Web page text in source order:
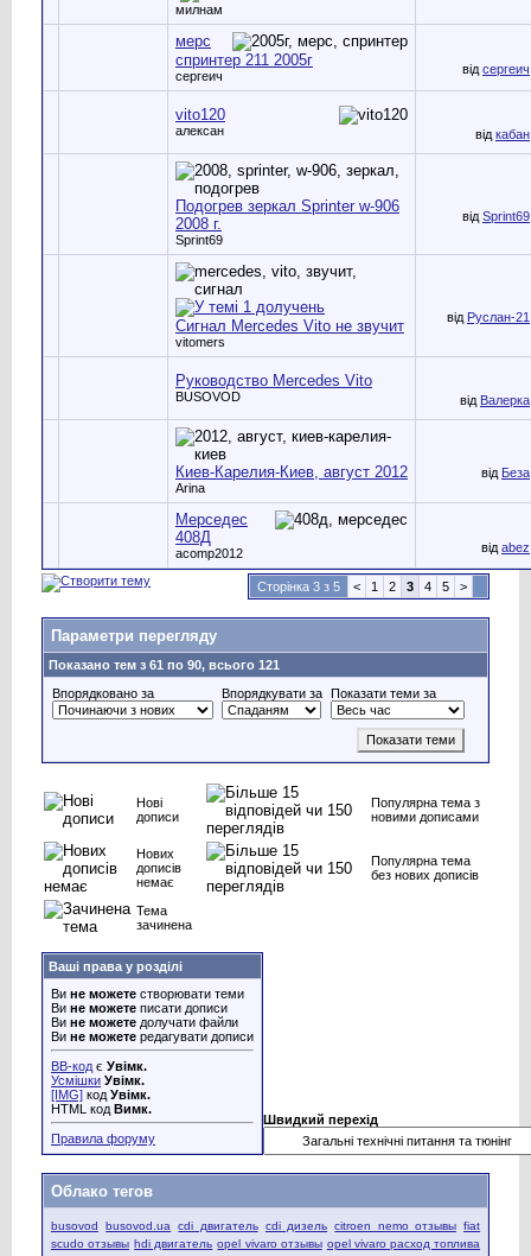
милнам
мерс
спринтер 211 2005г
сергеич від сергеич
vito120
алексан від кабан
Подогрев зеркал Sprinter w-906
2008 г.
Sprint69
від Sprint69
Сигнал Mercedes Vito не звучит
vitomers
від Руслан-21
Руководство Mercedes Vito
BUSOVOD від Валерка
Киев-Карелия-Киев, август 2012
Arina
від Беза
Мерседес
408Д
acomp2012 від abez
Сторінка 3 з 5 < 1 2 3 4 5 >
Параметри перегляду
Показано тем з 61 по 90, всього 121
Впорядковано за
Впорядкувати за Показати теми за
Нові
дописи
Популярна тема з
новими дописами
Нових
дописів
немає
Популярна тема
без нових дописів
Тема
зачинена
Ваші права у розділі
Ви не можете створювати теми
Ви не можете писати дописи
Ви не можете долучати файли
Ви не можете редагувати дописи
BB-код є Увімк.
Усмішки Увімк.
[IMG] код Увімк.
HTML код Вимк.
Правила форуму
Швидкий перехід
Облако тегов
busovod busovod.ua cdi двигатель cdi дизель citroen nemo отзывы fiat
scudo отзывы hdi двигатель opel vivaro отзывы opel vivaro расход топлива